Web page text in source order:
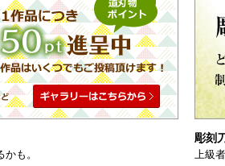
も。
彫刻
上級